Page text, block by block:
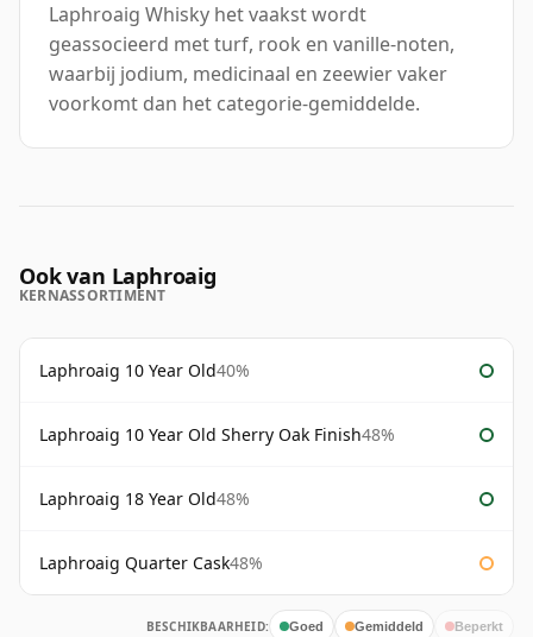
Laphroaig Whisky het vaakst wordt
geassocieerd met turf, rook en vanille-noten,
waarbij jodium, medicinaal en zeewier vaker
voorkomt dan het categorie-gemiddelde.
Ook van Laphroaig
KERNASSORTIMENT
Laphroaig 10 Year Old40%
Laphroaig 10 Year Old Sherry Oak Finish48%
Laphroaig 18 Year Old48%
Laphroaig Quarter Cask48%
BESCHIKBAARHEID: Goed Gemiddeld Beperkt